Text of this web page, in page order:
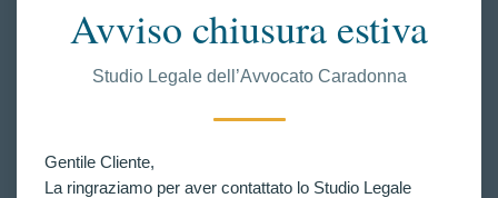
Avviso chiusura estiva
Studio Legale dell’Avvocato Caradonna
Gentile Cliente,
La ringraziamo per aver contattato lo Studio Legale